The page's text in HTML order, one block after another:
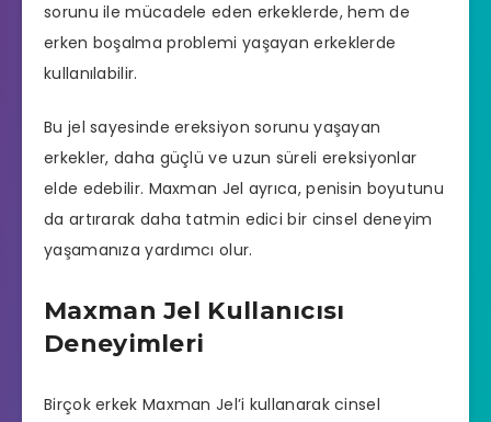
sorunu ile mücadele eden erkeklerde, hem de
erken boşalma problemi yaşayan erkeklerde
kullanılabilir.
Bu jel sayesindeereksiyon sorunu yaşayan
erkekler, daha güçlü ve uzun süreli ereksiyonlar
elde edebilir. Maxman Jel ayrıca, penisin boyutunu
da artırarak daha tatmin edici bir cinsel deneyim
yaşamanıza yardımcı olur.
Maxman Jel Kullanıcısı
Deneyimleri
Birçok erkek Maxman Jel’i kullanarak cinsel